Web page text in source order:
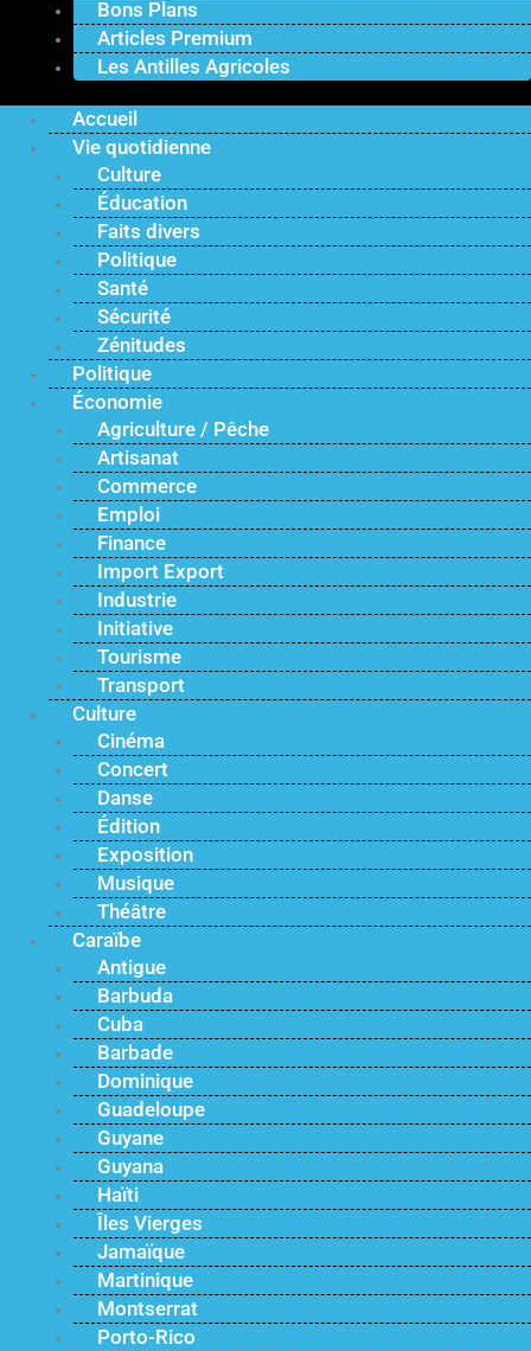
Bons Plans
Articles Premium
Les Antilles Agricoles
Accueil
Vie quotidienne
Culture
Éducation
Faits divers
Politique
Santé
Sécurité
Zénitudes
Politique
Économie
Agriculture / Pêche
Artisanat
Commerce
Emploi
Finance
Import Export
Industrie
Initiative
Tourisme
Transport
Culture
Cinéma
Concert
Danse
Édition
Exposition
Musique
Théâtre
Caraïbe
Antigue
Barbuda
Cuba
Barbade
Dominique
Guadeloupe
Guyane
Guyana
Haïti
Îles Vierges
Jamaïque
Martinique
Montserrat
Porto-Rico